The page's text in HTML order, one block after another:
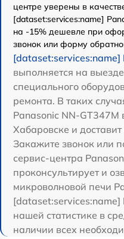
центре уверены в
[dataset:services:name]
на -15% дешевле при
звонок или форму
[dataset:services:name]
выполняется на
специального
ремонта. В таких
Panasonic NN-GT347M
Хабаровске и доставит
Закажите звонок или
сервис-центра
проконсультирует и
микроволновой печи
[dataset:services:name]
нашей статистике в
наличии всех